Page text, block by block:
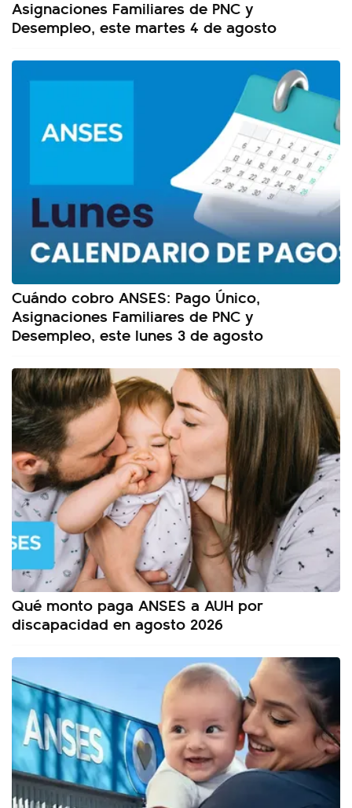
Asignaciones Familiares de PNC y
Desempleo, este martes 4 de agosto
Cuándo cobro ANSES: Pago Único,
Asignaciones Familiares de PNC y
Desempleo, este lunes 3 de agosto
Qué monto paga ANSES a AUH por
discapacidad en agosto 2026